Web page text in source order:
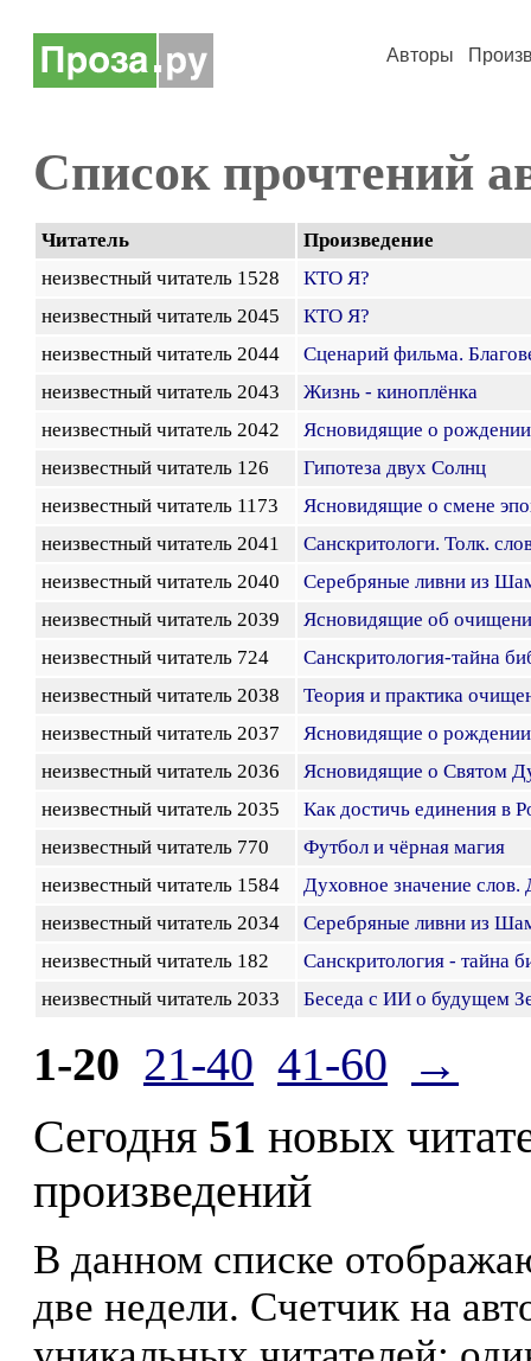
Авторы
Список прочтений
Читатель
Произведение
неизвестный читатель 1528
КТО Я?
неизвестный читатель 2045
КТО Я?
неизвестный читатель 2044
Сценарий фильма.
неизвестный читатель 2043
Жизнь - киноплёнка
неизвестный читатель 2042
Ясновидящие о
неизвестный читатель 126
Гипотеза двух Солнц
неизвестный читатель 1173
Ясновидящие о смене
неизвестный читатель 2041
Санскритологи. Толк.
неизвестный читатель 2040
Серебряные ливни из
неизвестный читатель 2039
Ясновидящие об
неизвестный читатель 724
Санскритология-тайна
неизвестный читатель 2038
Теория и практика
неизвестный читатель 2037
Ясновидящие о
неизвестный читатель 2036
Ясновидящие о Святом
неизвестный читатель 2035
Как достичь единения в
неизвестный читатель 770
Футбол и чёрная магия
неизвестный читатель 1584
Духовное значение слов.
неизвестный читатель 2034
Серебряные ливни из
неизвестный читатель 182
Санскритология - тайна
неизвестный читатель 2033
Беседа с ИИ о будущем
1-20 21-40 41-60
→
Сегодня 51 новых
произведений
В данном списке
две недели. Счетчик на